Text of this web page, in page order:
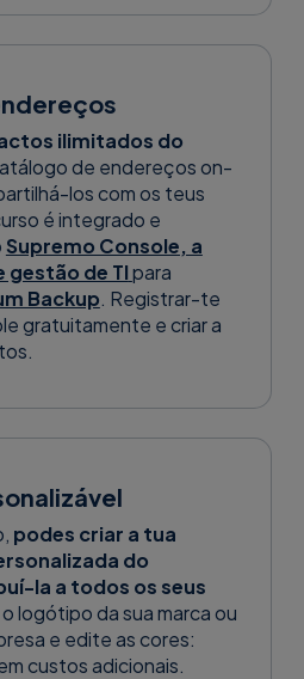
ilimitados do
de endereços on-
los com os teus
é integrado e
Supremo Console, a
gestão de TIpara
Backup. Registrar-te
gratuitamente e criar a
podes criar a tua
do
la a todos os seus
logótipo da sua marca ou
e edite as cores:
custos adicionais.